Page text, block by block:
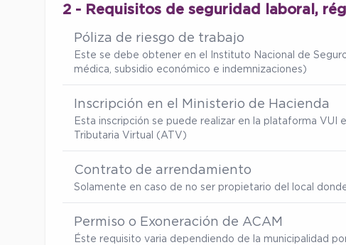
2 - Requisitos de seguridad laboral,
Póliza de riesgo de trabajo
Este se debe obtener en el Instituto Nacional de
médica, subsidio económico e indemnizaciones)
Inscripción en el Ministerio de Hacienda
Esta inscripción se puede realizar en la plataforma
Tributaria Virtual (ATV)
Contrato de arrendamiento
Solamente en caso de no ser propietario del local
Permiso o Exoneración de ACAM
Éste requisito varia dependiendo de la municipalidad